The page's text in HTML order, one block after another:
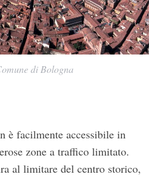
di Bologna
è facilmente accessibile in
zone a traffico limitato.
al limitare del centro storico,